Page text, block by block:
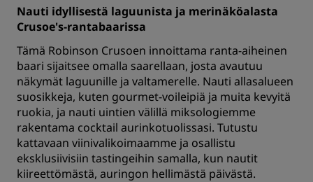
Nauti idyllisestä laguunista ja merinäköalasta
Crusoe's-rantabaarissa
Tämä Robinson Crusoen innoittama ranta-aiheinen
baari sijaitsee omalla saarellaan, josta avautuu
näkymät laguunille ja valtamerelle. Nauti allasalueen
suosikkeja, kuten gourmet-voileipiä ja muita kevyitä
ruokia, ja nauti uintien välillä miksologiemme
rakentama cocktail aurinkotuolissasi. Tutustu
kattavaan viinivalikoimaamme ja osallistu
eksklusiivisiin tastingeihin samalla, kun nautit
kiireettömästä, auringon hellimästä päivästä.